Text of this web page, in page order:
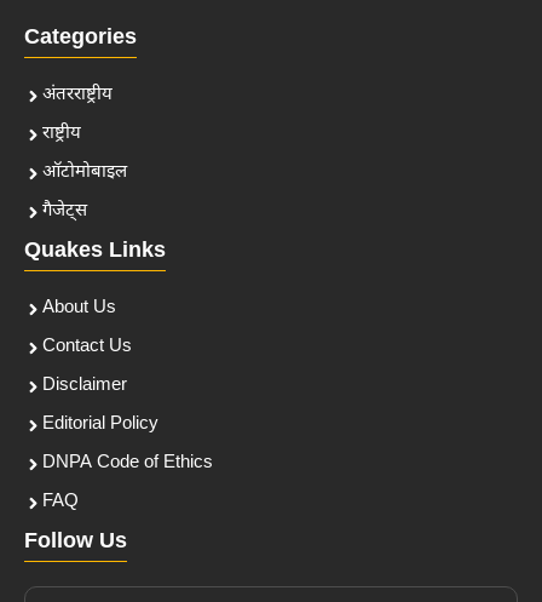
Categories
अंतरराष्ट्रीय
राष्ट्रीय
ऑटोमोबाइल
गैजेट्स
Quakes Links
About Us
Contact Us
Disclaimer
Editorial Policy
DNPA Code of Ethics
FAQ
Follow Us